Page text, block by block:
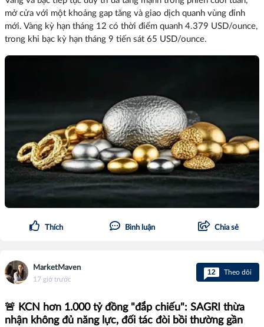
mở cửa với một khoảng gap tăng và giao dịch quanh vùng đỉnh
mới. Vàng kỳ hạn tháng 12 có thời điểm quanh 4.379 USD/ounce,
trong khi bạc kỳ hạn tháng 9 tiến sát 65 USD/ounce.
Thích Bình luận Chia sẻ
MarketMaven
17 giờ trước
12 Theo dõi
🚨 KCN hơn 1.000 tỷ đồng "đắp chiếu": SAGRI thừa
nhận không đủ năng lực, đối tác đòi bồi thường gần